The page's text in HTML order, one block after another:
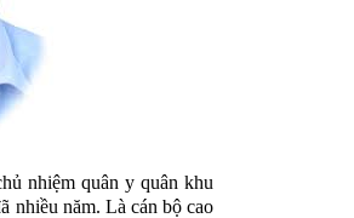
nhiệm quân y quân khu
nhiều năm. Là cán bộ cao